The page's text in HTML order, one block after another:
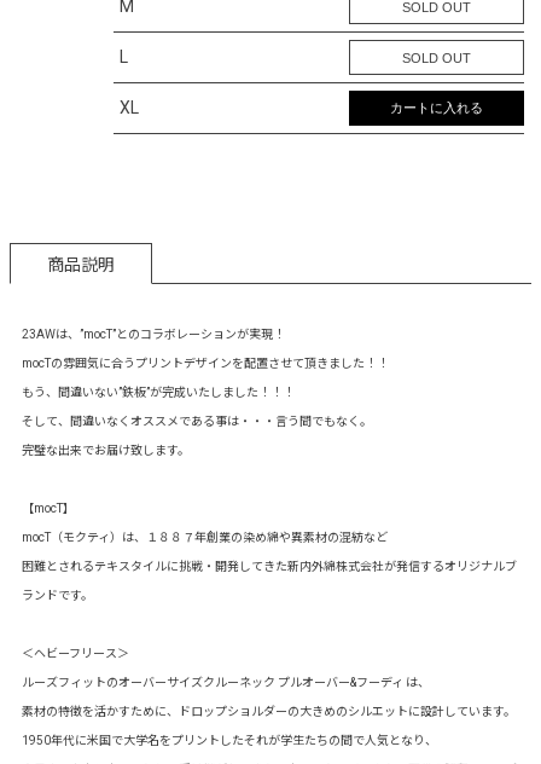
M SOLD OUT
L SOLD OUT
XL カートに入れる
商品説明
23AWは、”mocT”とのコラボレーションが実現！
mocTの雰囲気に合うプリントデザインを配置させて頂きました！！
もう、間違いない”鉄板”が完成いたしました！！！
そして、間違いなくオススメである事は・・・言う間でもなく。
完璧な出来でお届け致します。
【mocT】
mocT（モクティ）は、１８８７年創業の染め綿や異素材の混紡など
困難とされるテキスタイルに挑戦・開発してきた新内外綿株式会社が発信するオリジナルブ
ランドです。
＜ヘビーフリース＞
ルーズフィットのオーバーサイズクルーネック プルオーバー&フーディ は、
素材の特徴を活かすために、ドロップショルダーの大きめのシルエットに設計しています。
1950年代に米国で大学名をプリントしたそれが学生たちの間で人気となり、